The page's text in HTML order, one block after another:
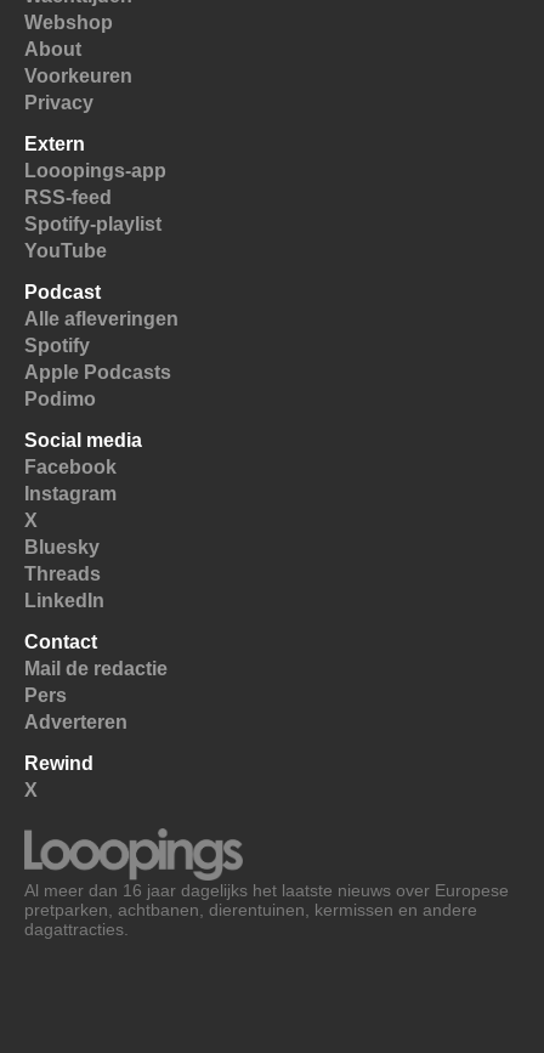
Webshop
About
Voorkeuren
Privacy
Extern
Looopings-app
RSS-feed
Spotify-playlist
YouTube
Podcast
Alle afleveringen
Spotify
Apple Podcasts
Podimo
Social media
Facebook
Instagram
X
Bluesky
Threads
LinkedIn
Contact
Mail de redactie
Pers
Adverteren
Rewind
X
Al meer dan 16 jaar dagelijks het laatste nieuws over Europese
pretparken, achtbanen, dierentuinen, kermissen en andere
dagattracties.